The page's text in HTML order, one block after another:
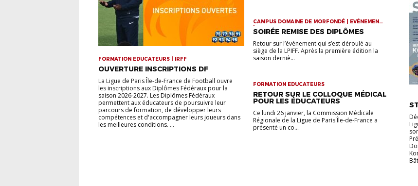
FORMATION EDUCATEURS | IRFF
OUVERTURE INSCRIPTIONS DF
La Ligue de Paris Île-de-France de Football ouvre
les inscriptions aux Diplômes Fédéraux pour la
saison 2026-2027. Les Diplômes Fédéraux
permettent aux éducateurs de poursuivre leur
parcours de formation, de développer leurs
compétences et d'accompagner leurs joueurs dans
les meilleures conditions. ...
CAMPUS DOMAINE DE MORFONDÉ | EVÉNEMENTS
| FORMATION EDUCATEURS
SOIRÉE REMISE DES DIPLÔMES
Retour sur l’événement qui s’est déroulé au
siège de la LPIFF. Après la première édition la
saison derniè...
FORMATION EDUCATEURS
RETOUR SUR LE COLLOQUE MÉDICAL
POUR LES ÉDUCATEURS
Ce lundi 26 janvier, la Commission Médicale
Régionale de la Ligue de Paris Île-de-France a
présenté un co...